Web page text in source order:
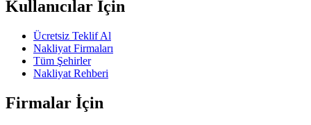
Kullanıcılar İçin
Ücretsiz Teklif Al
Nakliyat Firmaları
Tüm Şehirler
Nakliyat Rehberi
Firmalar İçin